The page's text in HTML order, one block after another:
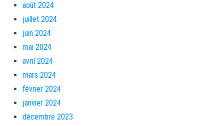
août 2024
juillet 2024
juin 2024
mai 2024
avril 2024
mars 2024
février 2024
janvier 2024
décembre 2023